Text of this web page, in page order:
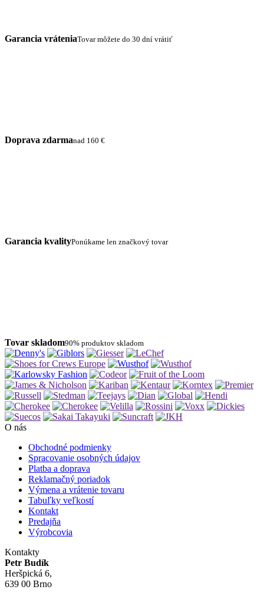
Garancia vráteniaTovar môžete do 30 dní vrátiť
Doprava zdarmanad 160 €
Garancia kvalityPonúkame len značkový tovar
Tovar skladom90% produktov skladom
O nás
Obchodné podmienky
Spracovanie osobných údajov
Platba a doprava
Reklamačný poriadok
Výmena a vrátenie tovaru
Tabuľky veľkostí
Kontakt
Predajňa
Výrobcovia
Kontakty
Petr Budík
Heršpická 6,
639 00 Brno